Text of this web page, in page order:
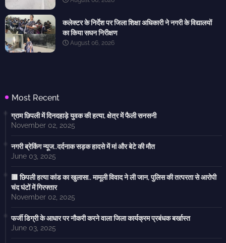
कलेक्टर के निर्देश पर जिला शिक्षा अधिकारी ने नगरी के विद्यालयों
का किया सघन निरीक्षण
August 06, 2026
Most Recent
ग्राम छिपली में दिनदहाड़े युवक की हत्या, क्षेत्र में फैली सनसनी
November 02, 2025
नगरी ब्रेकिंग न्यूज..दर्दनाक सड़क हादसे में मां और बेटे की मौत
June 03, 2025
🟥 छिपली हत्या कांड का खुलासा.. मामूली विवाद ने ली जान, पुलिस की तत्परता से आरोपी
चंद घंटों में गिरफ्तार
November 02, 2025
फर्जी डिग्री के आधार पर नौकरी करने वाला जिला कार्यक्रम प्रबंधक बर्खास्त
June 03, 2025